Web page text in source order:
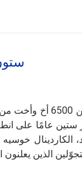
ستين عامًا على
الكاردينال
الذين